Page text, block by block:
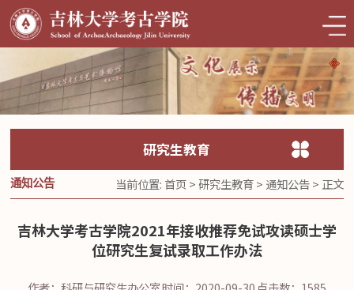
研究生教育
通知公告 当前位置: 首页>研究生教育> 通知公告> 正文
吉林大学考古学院2021年接收推荐免试攻读硕士学
位研究生复试录取工作办法